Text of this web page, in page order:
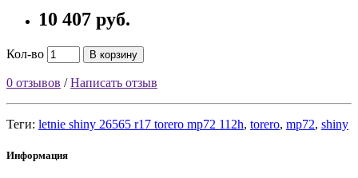
10 407 руб.
Кол-во В корзину
0 отзывов /Написать отзыв
Теги: letnie shiny 26565 r17 torero mp72 112h, torero, mp72, shiny
Информация